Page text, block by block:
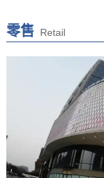
零售 Retail